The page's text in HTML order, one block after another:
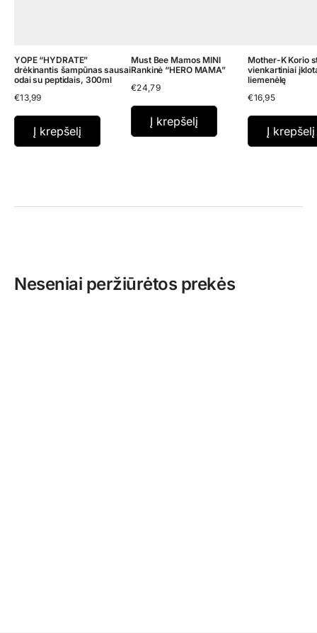
YOPE “HYDRATE”
drėkinantis šampūnas sausai
odai su peptidais, 300ml
€13,99
Į krepšelį
Must Bee Mamos MINI
Rankinė “HERO MAMA”
€24,79
Į krepšelį
Mother-K Korio
vienkartiniai
liemenėlę
€16,95
Į krepšelį
Neseniai peržiūrėtos prekės